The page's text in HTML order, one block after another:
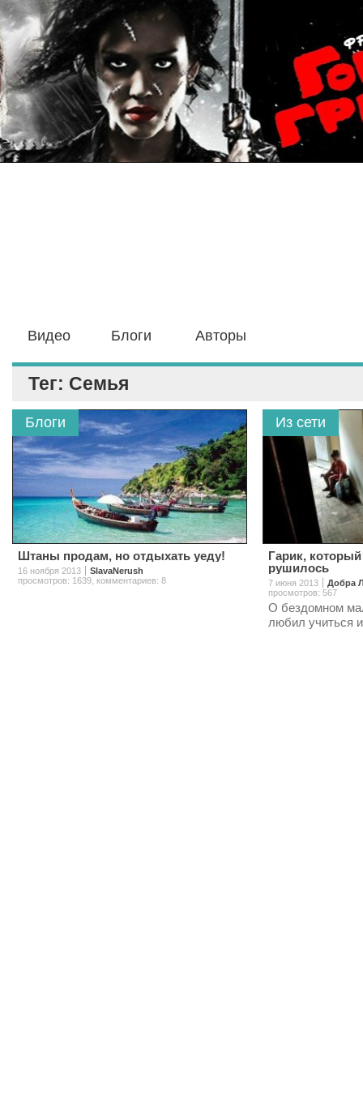
Видео Блоги Авторы
Тег: Семья
Блоги
Штаны продам, но отдыхать уеду!
16 ноября 2013
SlavaNerush
просмотров: 1639 комментариев: 8
Из сети
Гарик,
рушилось
7 июня 2013
Добра
просмотров: 567
О бездомном
любил учиться